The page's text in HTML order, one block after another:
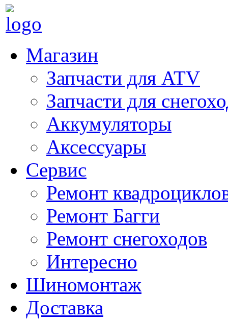
Магазин
Запчасти для ATV
Запчасти для
Аккумуляторы
Аксессуары
Сервис
Ремонт
Ремонт Багги
Ремонт снегоходов
Интересно
Шиномонтаж
Доставка